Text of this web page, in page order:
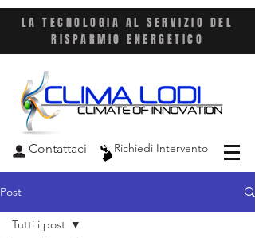
LA TECNOLOGIA AL SERVIZIO DEL
RISPARMIO ENERGETICO
Richiedi Intervento
Contattaci
Post
Tutti i post